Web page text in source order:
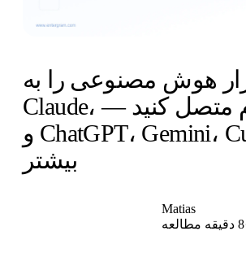
هوش مصنوعی را به
تلگرام متصل کنید — Claude،
ChatGPT، Gemini، Cursor و
بیشتر
Matias